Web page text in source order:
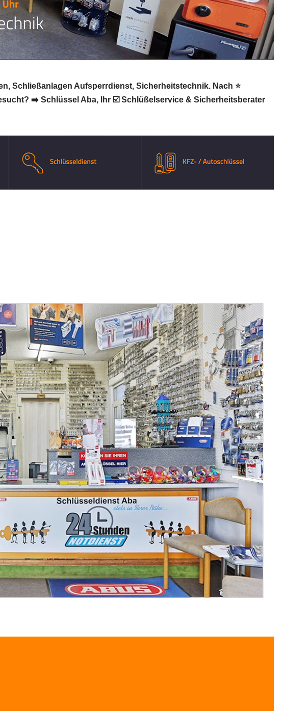
Schließanlagen Aufsperrdienst, Sicherheitstechnik. Nach ⭐
➡️ Schlüssel Aba, Ihr ☑️ Schlüßelservice & Sicherheitsberater